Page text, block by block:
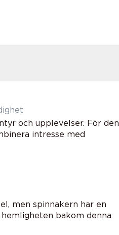
och upplevelser. För den
intresse med
men spinnakern har en
bakom denna